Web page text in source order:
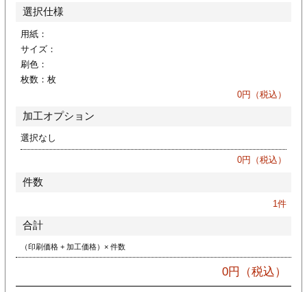
リーブ
選択仕様
用紙：
サイズ：
刷色：
枚数： 枚
0円（税込）
加工オプション
選択なし
0円（税込）
件数
1件
合計
（印刷価格 + 加工価格）× 件数
0円（税込）